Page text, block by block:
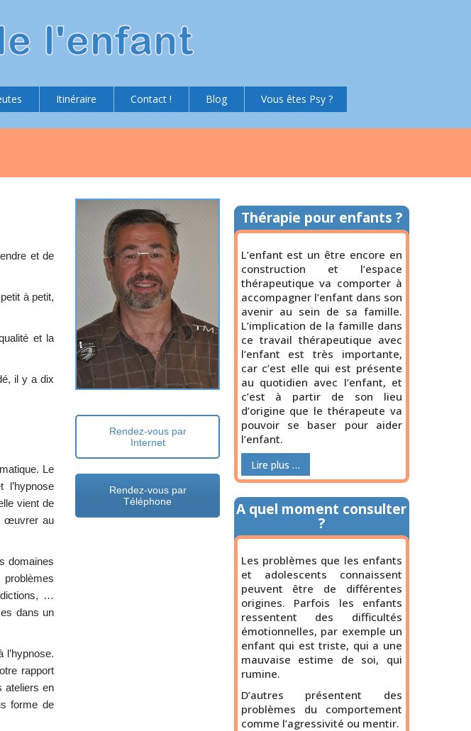
Itinéraire Contact ! Blog Vous êtes Psy ?
et de
à petit,
et la
il y a dix
Le
vient de
œuvrer au
domaines
…
dans un
rapport
ateliers en
forme de
Rendez-vous par
Internet
Rendez-vous par
Téléphone
Thérapie pour enfants ?
L’enfant est un être encore en
construction et l’espace
thérapeutique va comporter à
accompagner l’enfant dans son
avenir au sein de sa famille.
L’implication de la famille dans
ce travail thérapeutique avec
l’enfant est très importante,
car c’est elle qui est présente
au quotidien avec l’enfant, et
c’est à partir de son lieu
d’origine que le thérapeute va
pouvoir se baser pour aider
l’enfant.
Lire plus …
A quel moment consulter
?
Les problèmes que les enfants
et adolescents connaissent
peuvent être de différentes
origines. Parfois les enfants
ressentent des difficultés
émotionnelles, par exemple un
enfant qui est triste, qui a une
mauvaise estime de soi, qui
rumine.
D’autres présentent des
problèmes du comportement
comme l’agressivité ou mentir.